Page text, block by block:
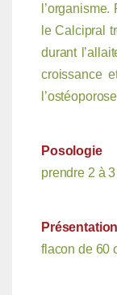
le Calcipral
durant
croissance
Posologie
prendre 2 à
Présentation
flacon de 60